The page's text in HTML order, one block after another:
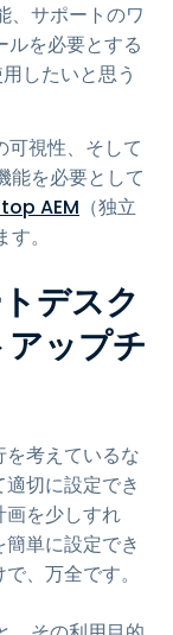
、サポートのワ
ルを必要とする
したいと思う
可視性、そして
能を必要として
AEM （独立
。
デスク
ップチ
考えているな
切に設定でき
画を少しすれ
単に設定でき
、万全です。